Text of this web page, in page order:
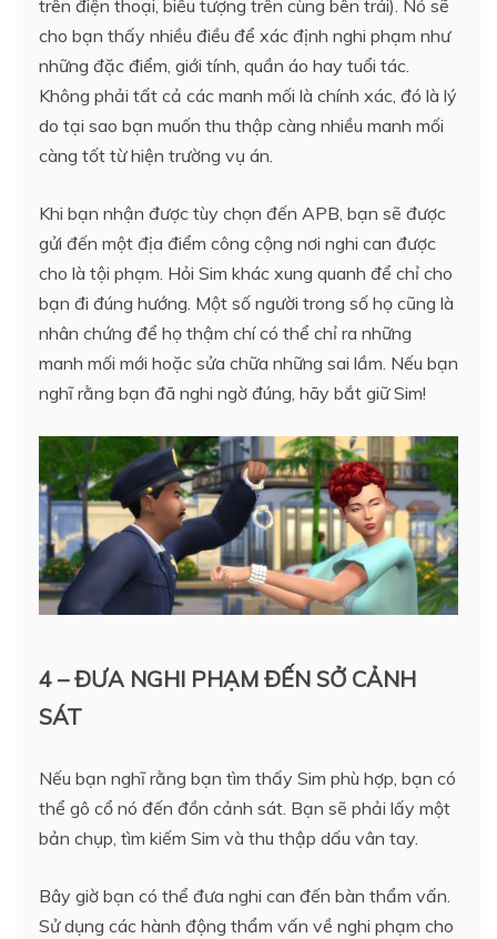
trên điện thoại, biểu tượng trên cùng bên trái). Nó sẽ
cho bạn thấy nhiều điều để xác định nghi phạm như
những đặc điểm, giới tính, quần áo hay tuổi tác.
Không phải tất cả các manh mối là chính xác, đó là lý
do tại sao bạn muốn thu thập càng nhiều manh mối
càng tốt từ hiện trường vụ án.
Khi bạn nhận được tùy chọn đến APB, bạn sẽ được
gửi đến một địa điểm công cộng nơi nghi can được
cho là tội phạm. Hỏi Sim khác xung quanh để chỉ cho
bạn đi đúng hướng. Một số người trong số họ cũng là
nhân chứng để họ thậm chí có thể chỉ ra những
manh mối mới hoặc sửa chữa những sai lầm. Nếu bạn
nghĩ rằng bạn đã nghi ngờ đúng, hãy bắt giữ Sim!
4 – ĐƯA NGHI PHẠM ĐẾN SỞ CẢNH
SÁT
Nếu bạn nghĩ rằng bạn tìm thấy Sim phù hợp, bạn có
thể gô cổ nó đến đồn cảnh sát. Bạn sẽ phải lấy một
bản chụp, tìm kiếm Sim và thu thập dấu vân tay.
Bây giờ bạn có thể đưa nghi can đến bàn thẩm vấn.
Sử dụng các hành động thẩm vấn về nghi phạm cho